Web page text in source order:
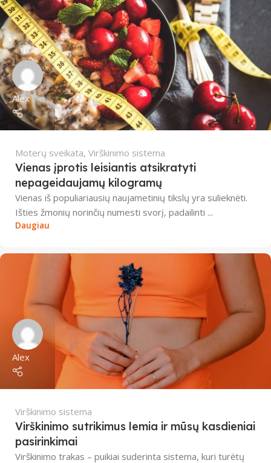
Alex
Moterų sveikata, Virškinimo sistema
Vienas įprotis leisiantis atsikratyti
nepageidaujamų kilogramų
Vienas iš populiariausių naujametinių tikslų yra sulieknėti.
Išties žmonių norinčių numesti svorį, padailinti ...
Daugiau
Alex
Virškinimo sistema
Virškinimo sutrikimus lemia ir mūsų kasdieniai
pasirinkimai
Virškinimo trakas – puikiai suderinta sistema, kuri turėtų